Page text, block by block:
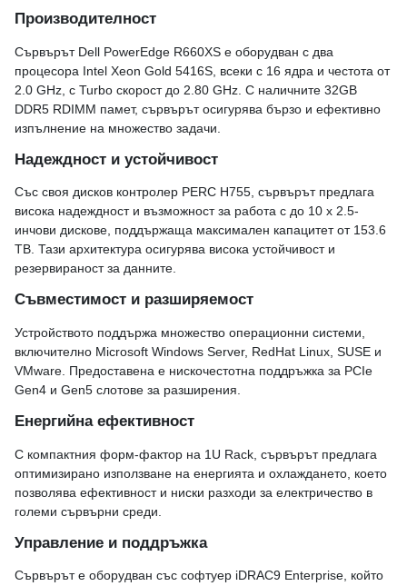
Производителност
Сървърът Dell PowerEdge R660XS е оборудван с два
процесора Intel Xeon Gold 5416S, всеки с 16 ядра и честота от
2.0 GHz, с Turbo скорост до 2.80 GHz. С наличните 32GB
DDR5 RDIMM памет, сървърът осигурява бързо и ефективно
изпълнение на множество задачи.
Надеждност и устойчивост
Със своя дисков контролер PERC H755, сървърът предлага
висока надеждност и възможност за работа с до 10 x 2.5-
инчови дискове, поддържаща максимален капацитет от 153.6
TB. Тази архитектура осигурява висока устойчивост и
резервираност за данните.
Съвместимост и разширяемост
Устройството поддържа множество операционни системи,
включително Microsoft Windows Server, RedHat Linux, SUSE и
VMware. Предоставена е нискочестотна поддръжка за PCIe
Gen4 и Gen5 слотове за разширения.
Енергийна ефективност
С компактния форм-фактор на 1U Rack, сървърът предлага
оптимизирано използване на енергията и охлаждането, което
позволява ефективност и ниски разходи за електричество в
големи сървърни среди.
Управление и поддръжка
Сървърът е оборудван със софтуер iDRAC9 Enterprise, който